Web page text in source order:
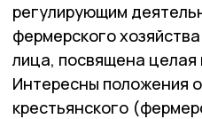
регулирующим
фермерского
лица, посвящена целая
Интересны положения
крестьянского